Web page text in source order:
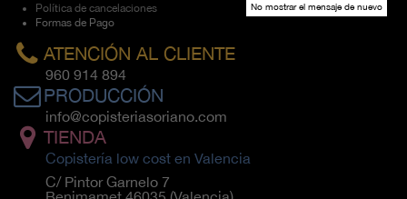
Política de cancelaciones
Formas de Pago
ATENCIÓN AL CLIENTE
960 914 894
PRODUCCIÓN
info@copisteriasoriano.com
TIENDA
Copistería low cost en Valencia
C/ Pintor Garnelo 7
No mostrar el mensaje de nuevo